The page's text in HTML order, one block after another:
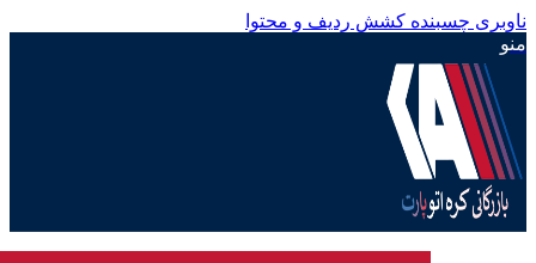
ناوبری چسبنده کشش ردیف و محتوا
منو